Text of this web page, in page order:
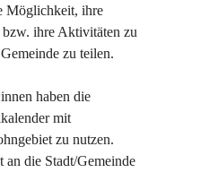
Möglichkeit, ihre
ihre Aktivitäten zu
zu teilen.
haben die
mit
zu nutzen.
die Stadt/Gemeinde